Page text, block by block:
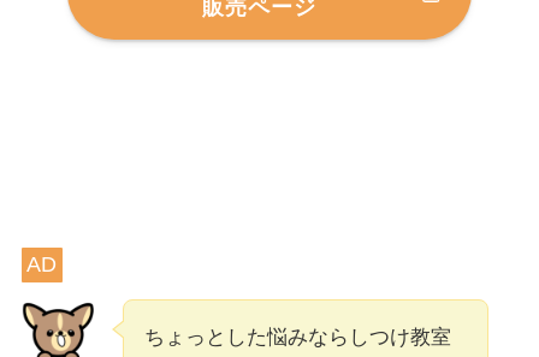
販売ページ
AD
ちょっとした悩みならしつけ教室